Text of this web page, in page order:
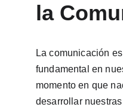
la
La comunicación
fundamental en
momento en que
desarrollar